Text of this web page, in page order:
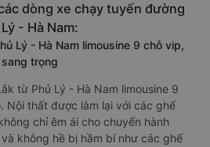
dòng xe chạy tuyến đường
- Hà Nam:
Lý - Hà Nam limousine 9 chỗ vip,
trọng
từ Phủ Lý - Hà Nam limousine 9
Nội thất được làm lại với các ghế
chỉ êm ái cho chuyến hành
không hề bị hầm bí như các ghế